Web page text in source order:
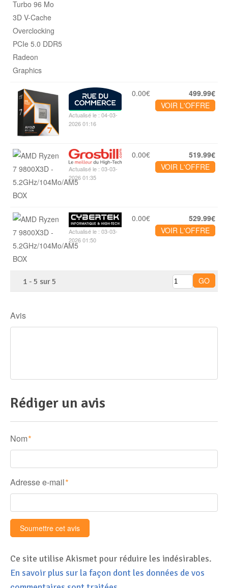
Actualisé le : 04-03-
2026 01:16
0.00€
499.99€
VOIR L'OFFRE
Actualisé le : 03-03-
2026 01:35
0.00€
519.99€
VOIR L'OFFRE
Actualisé le : 03-03-
2026 01:50
0.00€
529.99€
VOIR L'OFFRE
1 - 5 sur5
Avis
Rédiger un avis
Nom *
Adresse e-mail *
Ce site utilise Akismet pour réduire les indésirables.
En savoir plus sur la façon dont les données de vos